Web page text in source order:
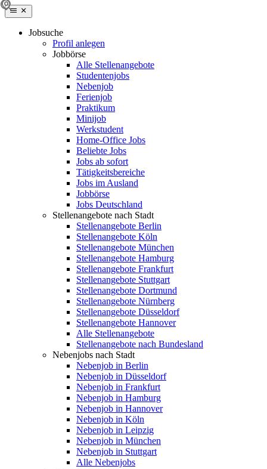
Jobsuche
Profil anlegen
Jobbörse
Alle Stellenangebote
Studentenjobs
Nebenjob
Ferienjob
Praktikum
Minijob
Werkstudent
Home-Office Jobs
Beliebte Jobs
Jobs ab sofort
Tätigkeitsbereiche
Jobs im Ausland
Jobbörse
Jobs Deutschland
Stellenangebote nach Stadt
Stellenangebote Berlin
Stellenangebote Köln
Stellenangebote München
Stellenangebote Hamburg
Stellenangebote Frankfurt
Stellenangebote Stuttgart
Stellenangebote Dortmund
Stellenangebote Nürnberg
Stellenangebote Düsseldorf
Stellenangebote Hannover
Alle Stellenangebote
Stellenangebote nach Bundesland
Nebenjobs nach Stadt
Nebenjob in Berlin
Nebenjob in Düsseldorf
Nebenjob in Frankfurt
Nebenjob in Hamburg
Nebenjob in Hannover
Nebenjob in Köln
Nebenjob in Leipzig
Nebenjob in München
Nebenjob in Stuttgart
Alle Nebenjobs